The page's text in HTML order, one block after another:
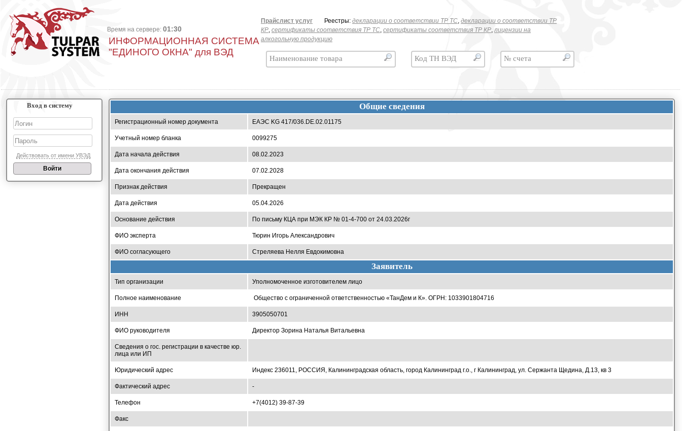
Время на сервере: 01:30
ИНФОРМАЦИОННАЯ СИСТЕМА
"ЕДИНОГО ОКНА" для ВЭД
Прайслист услуг Реестры: декларации о соответствии ТР TC, декларации о соответствии ТР
КР, сертификаты соответствия ТР ТС, сертификаты соответствия ТР КР,лицензии на
алкогольную продукцию
Вход в систему
Действовать от имени УВЭД
Общие сведения
Регистрационный номер документа ЕАЭС KG 417/036.DE.02.01175
Учетный номер бланка 0099275
Дата начала действия 08.02.2023
Дата окончания действия 07.02.2028
Признак действия Прекращен
Дата действия 05.04.2026
Основание действия По письму КЦА при МЭК КР № 01-4-700 от 24.03.2026г
ФИО эксперта Тюрин Игорь Александрович
ФИО согласующего Стреляева Нелля Евдокимовна
Заявитель
Тип организации Уполномоченное изготовителем лицо
Полное наименование Общество с ограниченной ответственностью «ТанДем и К». ОГРН: 1033901804716
ИНН 3905050701
ФИО руководителя Директор Зорина Наталья Витальевна
Сведения о гос. регистрации в качестве юр.
лица или ИП
Юридический адрес Индекс 236011, РОССИЯ, Калининградская область, город Калининград г.о., г Калининград, ул. Сержанта Щедина, Д.13, кв 3
Фактический адрес -
Телефон +7(4012) 39-87-39
Факс